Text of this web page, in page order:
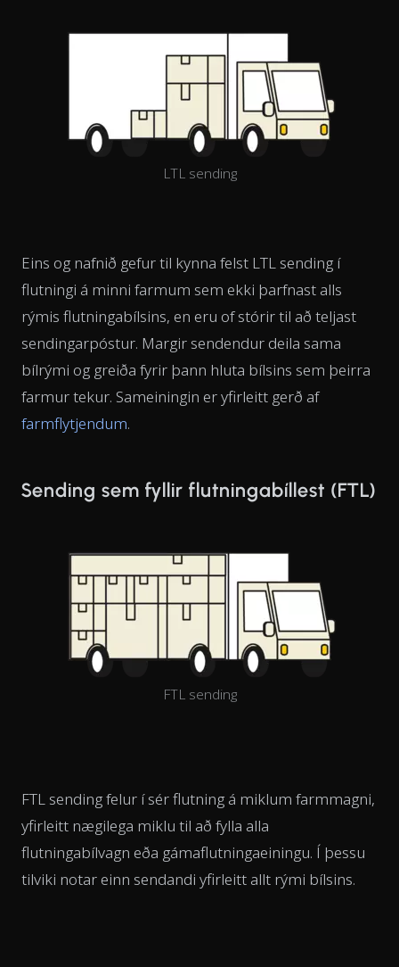
LTL sending
Eins og nafnið gefur til kynna felst LTL sending í
flutningi á minni farmum sem ekki þarfnast alls
rýmis flutningabílsins, en eru of stórir til að teljast
sendingarpóstur. Margir sendendur deila sama
bílrými og greiða fyrir þann hluta bílsins sem þeirra
farmur tekur. Sameiningin er yfirleitt gerð af
farmflytjendum.
Sending sem fyllir flutningabíllest (FTL)
FTL sending
FTL sending felur í sér flutning á miklum farmmagni,
yfirleitt nægilega miklu til að fylla alla
flutningabílvagn eða gámaflutningaeiningu. Í þessu
tilviki notar einn sendandi yfirleitt allt rými bílsins.